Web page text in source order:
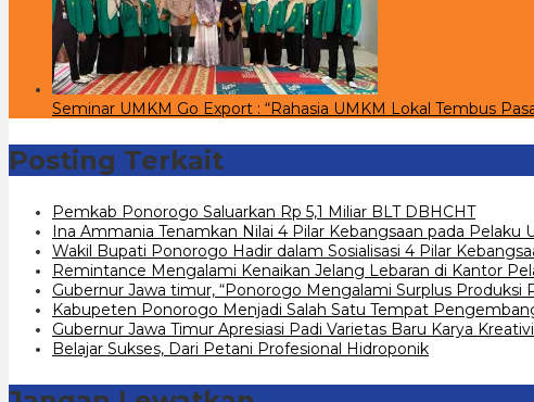
Seminar UMKM Go Export : “Rahasia UMKM Lokal Tembus
Posting Terkait
Pemkab Ponorogo Saluarkan Rp 5,1 Miliar BLT DBHCHT
Ina Ammania Tenamkan Nilai 4 Pilar Kebangsaan pada Pelaku
Wakil Bupati Ponorogo Hadir dalam Sosialisasi 4 Pilar
Remintance Mengalami Kenaikan Jelang Lebaran di Kantor
Gubernur Jawa timur, “Ponorogo Mengalami Surplus Produksi
Kabupeten Ponorogo Menjadi Salah Satu Tempat
Gubernur Jawa Timur Apresiasi Padi Varietas Baru Karya
Belajar Sukses, Dari Petani Profesional Hidroponik